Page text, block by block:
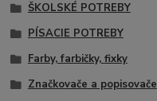
ŠKOLSKÉ POTREBY
PÍSACIE POTREBY
Farby, farbičky, fixky
Značkovače a popisovače